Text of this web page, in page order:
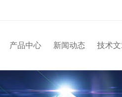
产品中心 新闻动态 技术